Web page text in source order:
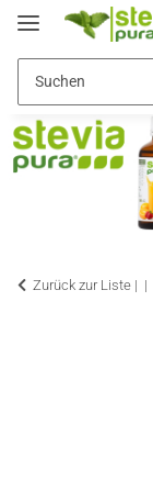
Zurück zur Liste |